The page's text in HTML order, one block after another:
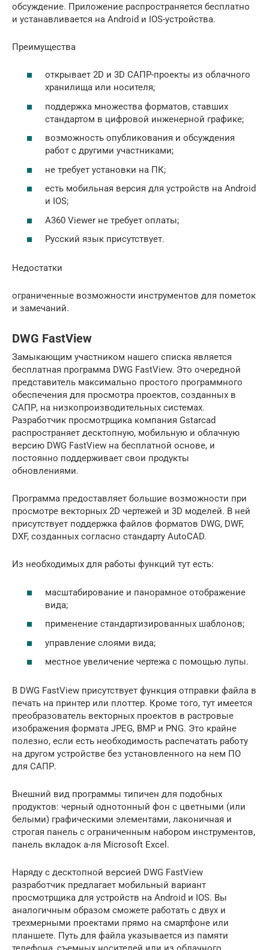
обсуждение. Приложение распространяется бесплатно
и устанавливается на Android и IOS-устройства.
Преимущества
открывает 2D и 3D САПР-проекты из облачного
хранилища или носителя;
поддержка множества форматов, ставших
стандартом в цифровой инженерной графике;
возможность опубликования и обсуждения
работ с другими участниками;
не требует установки на ПК;
есть мобильная версия для устройств на Android
и IOS;
A360 Viewer не требует оплаты;
Русский язык присутствует.
Недостатки
ограниченные возможности инструментов для пометок
и замечаний.
DWG FastView
Замыкающим участником нашего списка является
бесплатная программа DWG FastView. Это очередной
представитель максимально простого программного
обеспечения для просмотра проектов, созданных в
САПР, на низкопроизводительных системах.
Разработчик просмотрщика компания Gstarcad
распространяет десктопную, мобильную и облачную
версию DWG FastView на бесплатной основе, и
постоянно поддерживает свои продукты
обновлениями.
Программа предоставляет большие возможности при
просмотре векторных 2D чертежей и 3D моделей. В ней
присутствует поддержка файлов форматов DWG, DWF,
DXF, созданных согласно стандарту AutoCAD.
Из необходимых для работы функций тут есть:
масштабирование и панорамное отображение
вида;
применение стандартизированных шаблонов;
управление слоями вида;
местное увеличение чертежа с помощью лупы.
В DWG FastView присутствует функция отправки файла в
печать на принтер или плоттер. Кроме того, тут имеется
преобразователь векторных проектов в растровые
изображения формата JPEG, BMP и PNG. Это крайне
полезно, если есть необходимость распечатать работу
на другом устройстве без установленного на нем ПО
для САПР.
Внешний вид программы типичен для подобных
продуктов: черный однотонный фон с цветными (или
белыми) графическими элементами, лаконичная и
строгая панель с ограниченным набором инструментов,
панель вкладок а-ля Microsoft Excel.
Наряду с десктопной версией DWG FastView
разработчик предлагает мобильный вариант
просмотрщика для устройств на Android и IOS. Вы
аналогичным образом сможете работать с двух и
трехмерными проектами прямо на смартфоне или
планшете. Путь для файла указывается из памяти